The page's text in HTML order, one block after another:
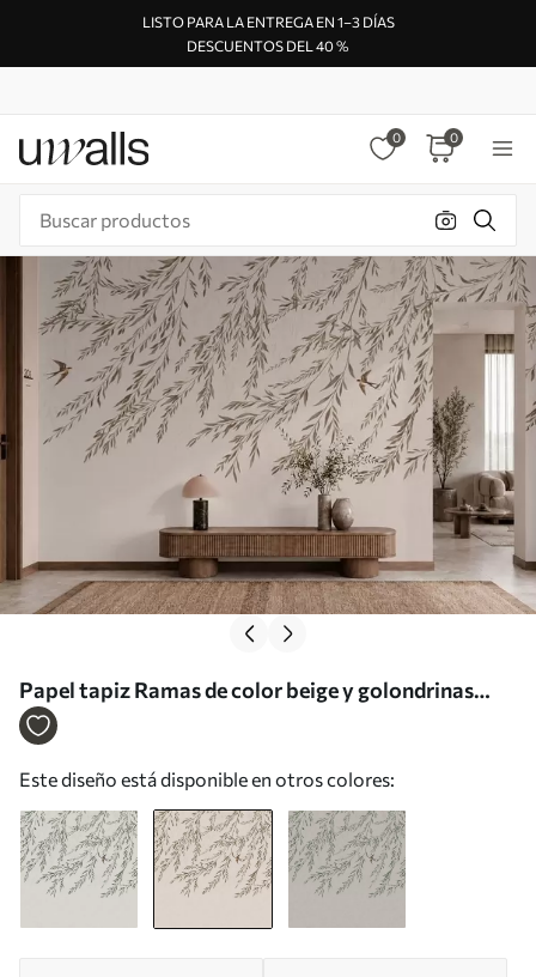
LISTO PARA LA ENTREGA EN 1–3 DÍAS
DESCUENTOS DEL 40 %
0 0
Papel tapiz Ramas de color beige y golondrinas
sobre un fondo claro Nr. w05630v1
Este diseño está disponible en otros colores: